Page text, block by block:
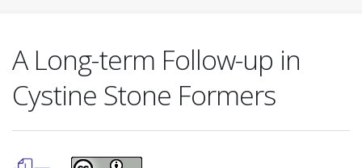
A Long-term Follow-up in
Cystine Stone Formers